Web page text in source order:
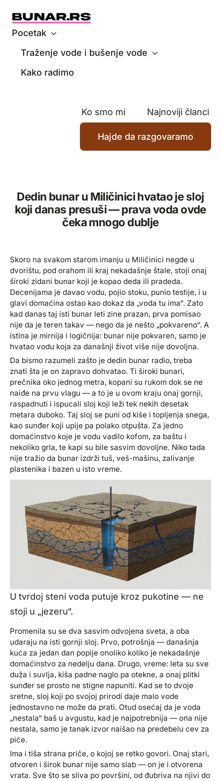
content
Pocetak
Traženje vode i bušenje vode
Kako radimo
Ko smo mi Najnoviji članci
Hajde da razgovaramo
Dedin bunar u Miličinici hvatao je sloj
koji danas presuši — prava voda ovde
čeka mnogo dublje
Skoro na svakom starom imanju u Miličinici negde u
dvorištu, pod orahom ili kraj nekadašnje štale, stoji onaj
široki zidani bunar koji je kopao deda ili pradeda.
Decenijama je davao vodu, pojio stoku, punio testije, i u
glavi domaćina ostao kao dokaz da „voda tu ima“. Zato
kad danas taj isti bunar leti zine prazan, prva pomisao
nije da je teren takav — nego da je nešto „pokvareno“. A
istina je mirnija i logičnija: bunar nije pokvaren, samo je
hvatao vodu koja za današnji život više nije dovoljna.
Da bismo razumeli zašto je dedin bunar radio, treba
znati šta je on zapravo dohvatao. Ti široki bunari,
prečnika oko jednog metra, kopani su rukom dok se ne
naiđe na prvu vlagu — a to je u ovom kraju onaj gornji,
raspadnuti i ispucali sloj koji leži tek nekih desetak
metara duboko. Taj sloj se puni od kiše i topljenja snega,
kao sunđer koji upije pa polako otpušta. Za jedno
domaćinstvo koje je vodu vadilo kofom, za baštu i
nekoliko grla, te kapi su bile sasvim dovoljne. Niko tada
nije tražio da bunar izdrži tuš, veš-mašinu, zalivanje
plastenika i bazen u isto vreme.
U tvrdoj steni voda putuje kroz pukotine — ne
stoji u „jezeru“.
Promenila su se dva sasvim odvojena sveta, a oba
udaraju na isti gornji sloj. Prvo, potrošnja — današnja
kuća za jedan dan popije onoliko koliko je nekadašnje
domaćinstvo za nedelju dana. Drugo, vreme: leta su sve
duža i suvlja, kiša padne naglo pa otekne, a onaj plitki
sunđer se prosto ne stigne napuniti. Kad se to dvoje
sretne, sloj koji po svojoj prirodi daje malo vode
jednostavno ne može da prati. Otud osećaj da je voda
„nestala“ baš u avgustu, kad je najpotrebnija — ona nije
nestala, samo je tanak izvor naišao na predebelu cev za
piće.
Ima i tiša strana priče, o kojoj se retko govori. Onaj stari,
otvoren i širok bunar nije samo slab — on je i otvorena
vrata. Sve što se sliva po površini, od đubriva na njivi do